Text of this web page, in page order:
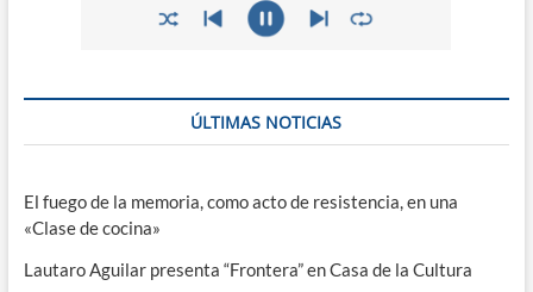
ÚLTIMAS NOTICIAS
El fuego de la memoria, como acto de resistencia, en una
«Clase de cocina»
Lautaro Aguilar presenta “Frontera” en Casa de la Cultura